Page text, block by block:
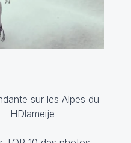
sur les Alpes du
- HDlameije